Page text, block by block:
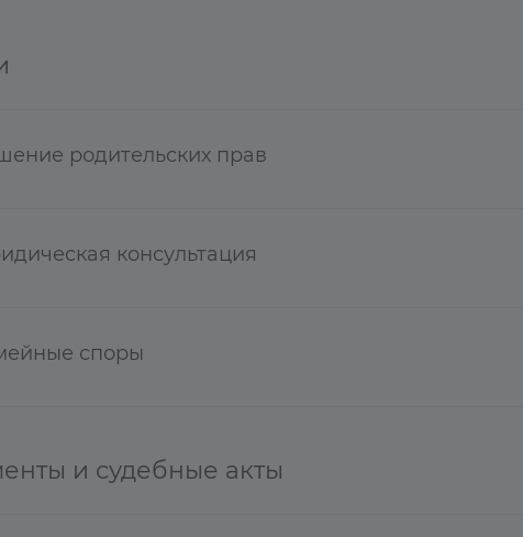
родительских прав
консультация
споры
и судебные акты